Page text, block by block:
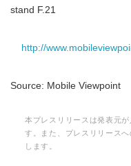
stand F.21
http://
Source: Mobile Viewpoint
本プレスリリースは発表元
す。また、プレスリリース
します。